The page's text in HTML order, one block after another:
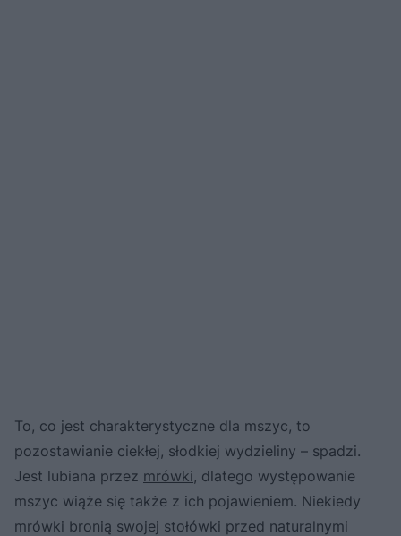
To, co jest charakterystyczne dla mszyc, to
pozostawianie ciekłej, słodkiej wydzieliny – spadzi.
Jest lubiana przez mrówki, dlatego występowanie
mszyc wiąże się także z ich pojawieniem. Niekiedy
mrówki bronią swojej stołówki przed naturalnymi